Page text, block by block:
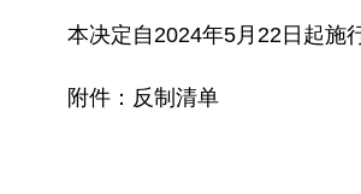
本决定自2024年5月22日起施
附件：反制清